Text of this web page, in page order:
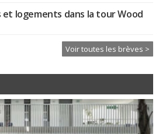
et logements dans la tour Wood
Voir toutes les brèves >